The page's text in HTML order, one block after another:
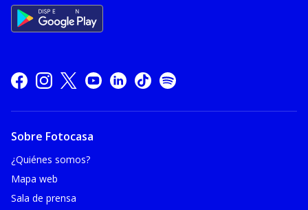
Sobre Fotocasa
¿Quiénes somos?
Mapa web
Sala de prensa